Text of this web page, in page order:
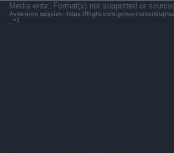
Πρόγραμμα
Αναπαραγωγής
Media error: Format(s) not supported or
Ανάκτηση αρχείου: https://flight.com.gr/wp-content/
_=1